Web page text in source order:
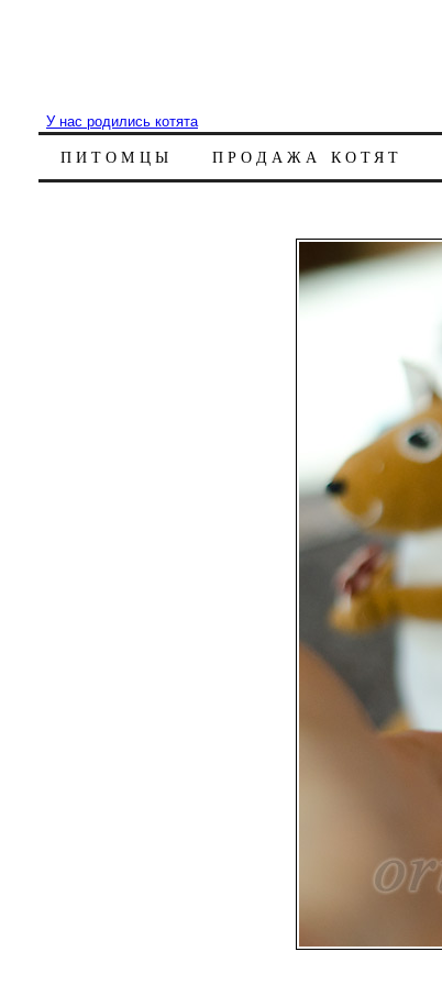
У нас родились котята
ПИТОМЦЫ ПРОДАЖА КОТЯТ